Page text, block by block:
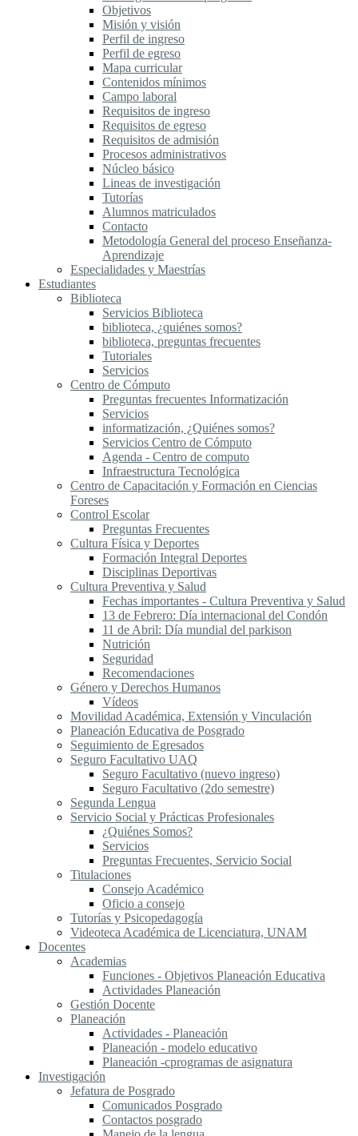
Objetivos
Misión y visión
Perfil de ingreso
Perfil de egreso
Mapa curricular
Contenidos mínimos
Campo laboral
Requisitos de ingreso
Requisitos de egreso
Requisitos de admisión
Procesos administrativos
Núcleo básico
Lineas de investigación
Tutorías
Alumnos matriculados
Contacto
Metodología General del proceso Enseñanza-
Aprendizaje
Especialidades y Maestrías
Estudiantes
Biblioteca
Servicios Biblioteca
biblioteca, ¿quiénes somos?
biblioteca, preguntas frecuentes
Tutoriales
Servicios
Centro de Cómputo
Preguntas frecuentes Informatización
Servicios
informatización, ¿Quiénes somos?
Servicios Centro de Cómputo
Agenda - Centro de computo
Infraestructura Tecnológica
Centro de Capacitación y Formación en Ciencias
Foreses
Control Escolar
Preguntas Frecuentes
Cultura Física y Deportes
Formación Integral Deportes
Disciplinas Deportivas
Cultura Preventiva y Salud
Fechas importantes - Cultura Preventiva y Salud
13 de Febrero: Día internacional del Condón
11 de Abril: Día mundial del parkison
Nutrición
Seguridad
Recomendaciones
Género y Derechos Humanos
Vídeos
Movilidad Académica, Extensión y Vinculación
Planeación Educativa de Posgrado
Seguimiento de Egresados
Seguro Facultativo UAQ
Seguro Facultativo (nuevo ingreso)
Seguro Facultativo (2do semestre)
Segunda Lengua
S​ervicio Social y Prácticas Profesionales
¿Quiénes Somos?
Servicios
Preguntas Frecuentes, Servicio Social
Titulaciones
Consejo Académico
Oficio a consejo
Tutorías y Psicopedagogía
Videoteca Académica de Licenciatura, UNAM
Docentes
Academias
Funciones - Objetivos Planeación Educativa
Actividades Planeación
Gestión Docente
Planeación
Actividades - Planeación
Planeación - modelo educativo
Planeación -cprogramas de asignatura
Investigación
Jefatura de Posgrado
Comunicados Posgrado
Contactos posgrado